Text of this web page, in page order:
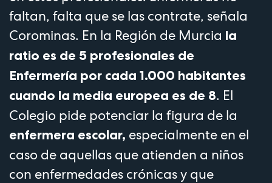
faltan, falta que se las contrate, señala
Corominas. En la Región de Murcia la
ratio es de 5 profesionales de
Enfermería por cada 1.000 habitantes
cuando la media europea es de 8. El
Colegio pide potenciar la figura de la
enfermera escolar, especialmente en el
caso de aquellas que atienden a niños
con enfermedades crónicas y que